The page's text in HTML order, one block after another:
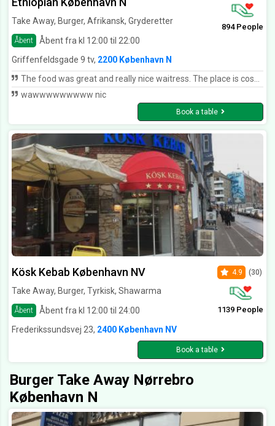
Take Away, Burger, Afrikansk, Gryderetter
Åbent Åbent fra kl 12:00 til 22:00
894 People
Griffenfeldsgade 9 tv, 2200 København N
The food was great and really nice waitress. The place is cosy and we had a really nice time!
wawwwwwwwww nic
Book a table
Kösk Kebab København NV
Take Away, Burger, Tyrkisk, Shawarma
Åbent Åbent fra kl 12:00 til 24:00
4.9 (30)
1139 People
Frederikssundsvej 23, 2400 København NV
Book a table
Burger Take Away Nørrebro
København N